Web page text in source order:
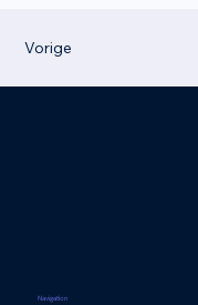
Vorige
Navigation